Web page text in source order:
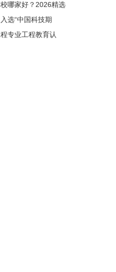
哪家好？2026精选
选“中国科技期
专业工程教育认